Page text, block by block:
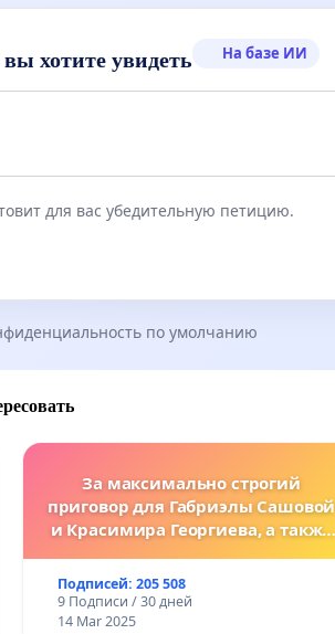
хотите увидеть На базе ИИ
для вас убедительную петицию.
по умолчанию
За максимально строгий
приговор для Габриэлы Сашовой
и Красимира Георгиева, а также
предусматривающие более
жесткие наказания за
преступления против животных!
Подписей: 205 508
9 Подписи / 30 дней
14 Mar 2025